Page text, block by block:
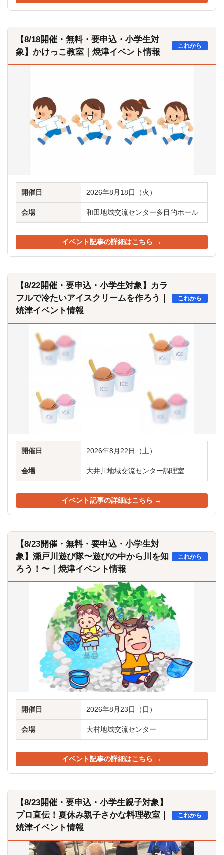
【8/18開催・無料・要申込・小学生対
象】かけっこ教室｜焼津イベント情報
これから
開催日 2026年8月18日（火）
会場 和田地域交流センター多目的ホール
イベント記事の詳細はこちら →
【8/22開催・要申込・小学生対象】カラ
フルで冷たいアイスクリームを作ろう｜
焼津イベント情報
これから
開催日 2026年8月22日（土）
会場 大井川地域交流センター調理室
イベント記事の詳細はこちら →
【8/23開催・無料・要申込・小学生対
象】瀬戸川遊び隊〜遊びの中から川を知
ろう！〜｜焼津イベント情報
これから
開催日 2026年8月23日（日）
会場 大村地域交流センター
イベント記事の詳細はこちら →
【8/23開催・要申込・小学生親子対象】
プロ直伝！夏休み親子さかな料理教室｜
焼津イベント情報
これから